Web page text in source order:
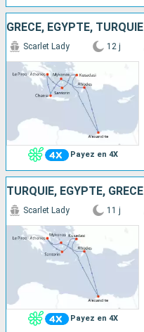
GRÈCE, EGYPTE, TURQUIE
Payez en 4X
Scarlet Lady 12 j
TURQUIE, EGYPTE, GRÈCE
Payez en 4X
Scarlet Lady 11 j